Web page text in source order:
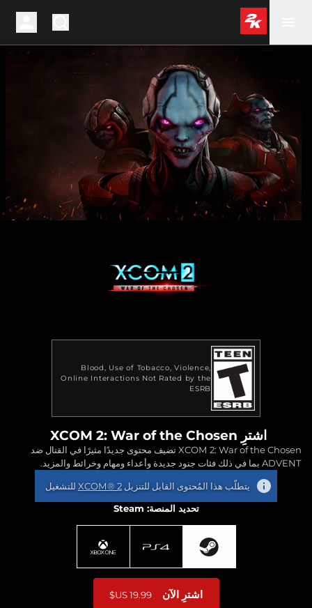
Blood Use of Tobacco Violence
Online Interactions Not Rated by the
ESRB
اشترِ XCOM 2: War of the Chosen
XCOM 2: War of the Chosen تضيف محتوى جديدًا مثيرًا في القتال ضد
ADVENT بما في ذلك فئات جنود جديدة وأعداء ومهام وخرائط والمزيد.
يتطلّب هذا المُحتوى القابل للتنزيل XCOM® 2 للتشغيل
تحديد المنصة: Steam
اشترِ الآن